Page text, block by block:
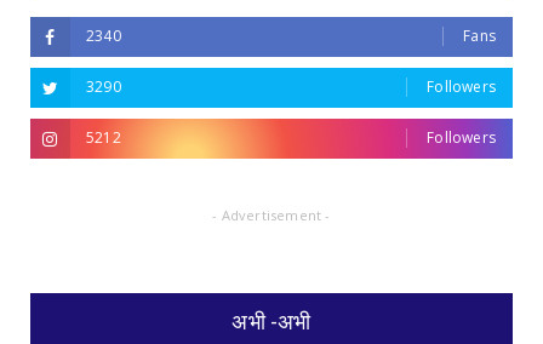
2340 Fans
3290 Followers
5212 Followers
- Advertisement -
अभी -अभी